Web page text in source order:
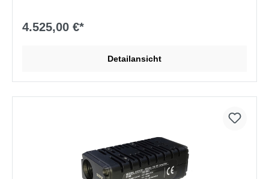
4.525,00 €*
Detailansicht